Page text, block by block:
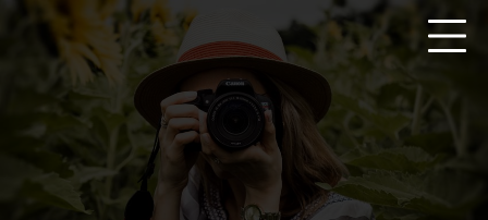
springen